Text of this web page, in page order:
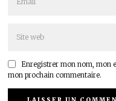
Enregistrer mon nom, mon
mon prochain commentaire.